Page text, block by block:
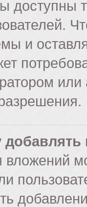
доступны
и